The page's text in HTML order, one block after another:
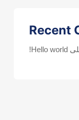
Recent
Hello world!